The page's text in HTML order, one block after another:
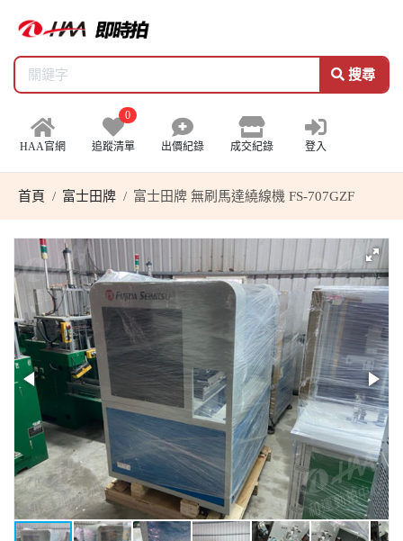
搜尋
HAA官網
0
追蹤清單 出價紀錄 成交紀錄 登入
首頁 富士田牌 富士田牌 無刷馬達繞線機 FS-707GZF